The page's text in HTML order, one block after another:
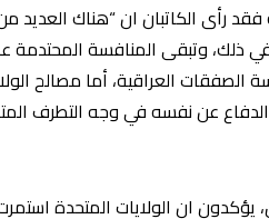
فقد رأى الكاتبان ان “هناك
ذلك، وتبقى المنافسة
الصفقات العراقية، أما مصالح
عن نفسه في وجه التطرف
يؤكدون ان الولايات المتحدة